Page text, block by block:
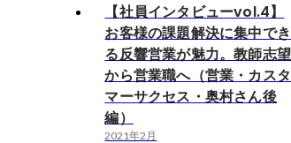
【社員インタビューvol.4】
お客様の課題解決に集中でき
る反響営業が魅力。教師志望
から営業職へ（営業・カスタ
マーサクセス・奥村さん後
編）
2021年2月